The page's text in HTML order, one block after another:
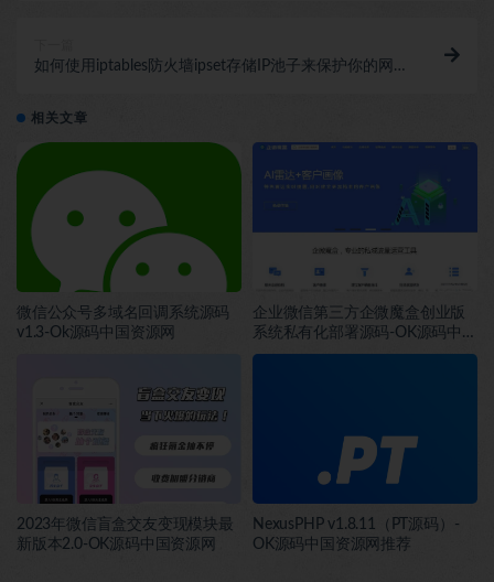
如何使用iptables防火墙ipset存储IP池子来保护你的网站
相关文章
微信公众号多域名回调系统源码
v1.3-Ok源码中国资源网
企业微信第三方企微魔盒创业版
系统私有化部署源码-OK源码中国
资源网
2023年微信盲盒交友变现模块最
新版本2.0-OK源码中国资源网
NexusPHP v1.8.11（PT源码）-
OK源码中国资源网推荐